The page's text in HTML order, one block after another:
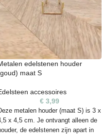
edelstenen houder
maat S
accessoires
€ 3,99
metalen houder (maat S) is 3 x
x 4,5 cm. Je ontvangt alleen de
de edelstenen zijn apart in